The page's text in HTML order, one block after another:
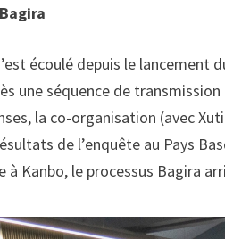
écoulé depuis le
une séquence de
la co-organisation (avec
de l’enquête au Pays
à Kanbo, le processus Bagira